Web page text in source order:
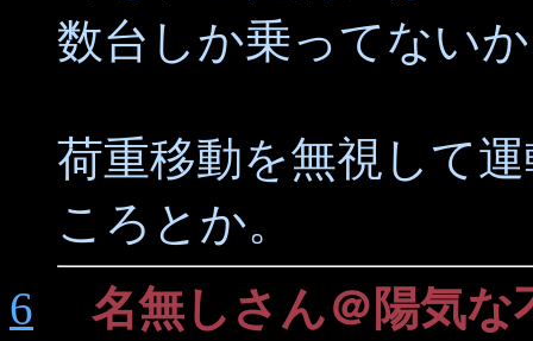
数台しか乗ってない
荷重移動を無視して
ころとか。
6
名無しさん＠陽気な